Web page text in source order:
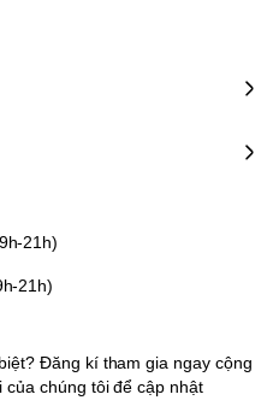
tuyệt vời đến từ Square
21h)
21h)
Đăng kí tham gia ngay cộng
chúng tôi để cập nhật